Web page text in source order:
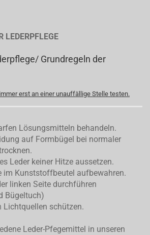
LEDERPFLEGE
Grundregeln der
erst an einer unauffällige Stelle testen.
Lösungsmitteln behandeln.
auf Formbügel bei normaler
Leder keiner Hitze aussetzen.
im Kunststoffbeutel aufbewahren.
linken Seite durchführen
Bügeltuch)
Lichtquellen schützen.
Leder-Pfegemittel in unseren